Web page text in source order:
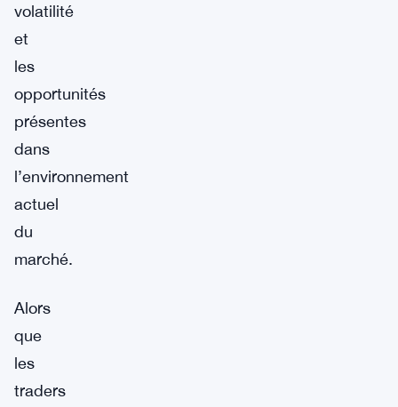
volatilité
et
les
opportunités
présentes
dans
l’environnement
actuel
du
marché.
Alors
que
les
traders